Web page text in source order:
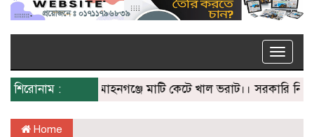
Toggle
শিরোনাম :
মোহনগঞ্জে মাটি কেটে খাল ভরাট।। সরকারি নির্দেশে
Home